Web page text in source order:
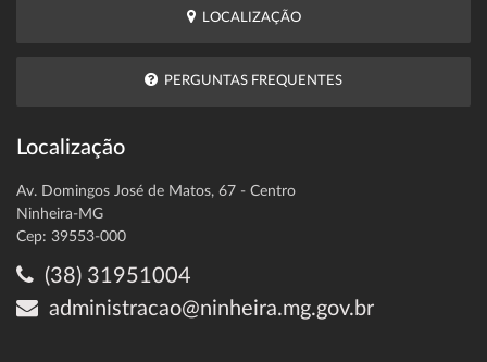
LOCALIZAÇÃO
PERGUNTAS FREQUENTES
Localização
Av. Domingos José de Matos, 67 - Centro
Ninheira-MG
Cep: 39553-000
(38) 31951004
administracao@ninheira.mg.gov.br